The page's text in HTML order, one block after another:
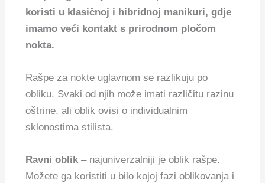
koristi u klasičnoj i hibridnoj manikuri, gdje
imamo veći kontakt s prirodnom pločom
nokta.
Rašpe za nokte uglavnom se razlikuju po
obliku. Svaki od njih može imati različitu razinu
oštrine, ali oblik ovisi o individualnim
sklonostima stilista.
Ravni oblik – najuniverzalniji je oblik rašpe.
Možete ga koristiti u bilo kojoj fazi oblikovanja i